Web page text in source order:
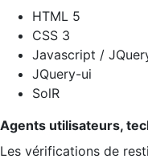
HTML 5
CSS 3
Javascript /
JQuery-ui
SolR
Agents utilisateurs,
Les vérifications de